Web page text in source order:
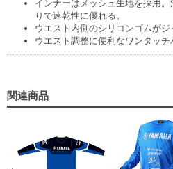
インナーはメッシュ生地を採用
りで速乾性に優れる。
ウエスト内側のシリコンゴムがジ
ウエスト調整に便利なワンタッチ
関連商品